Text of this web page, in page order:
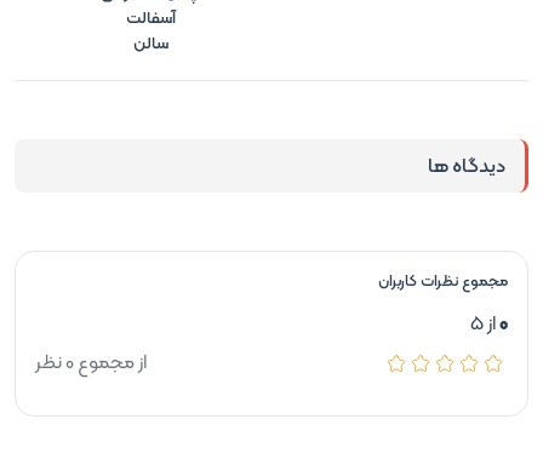
آسفالت
سالن
دیدگاه ها
مجموع نظرات کاربران
0از 5
از مجموع 0 نظر